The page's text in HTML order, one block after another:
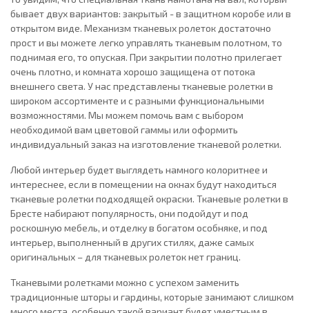
бывает двух вариантов: закрытый - в защитном коробе или в
открытом виде. Механизм тканевых ролеток достаточно
прост и вы можете легко управлять тканевым полотном, то
поднимая его, то опуская. При закрытии полотно прилегает
очень плотно, и комната хорошо защищена от потока
внешнего света. У нас представлены тканевые ролетки в
широком ассортименте и с разными функциональными
возможностями. Мы можем помочь вам с выбором
необходимой вам цветовой гаммы или оформить
индивидуальный заказ на изготовление тканевой ролетки.
Любой интерьер будет выглядеть намного колоритнее и
интереснее, если в помещении на окнах будут находиться
тканевые ролетки подходящей окраски. Тканевые ролетки в
Бресте набирают популярность, они подойдут и под
роскошную мебель, и отделку в богатом особняке, и под
интерьер, выполненный в других стилях, даже самых
оригинальных – для тканевых ролеток нет границ.
Тканевыми ролетками можно с успехом заменить
традиционные шторы и гардины, которые занимают слишком